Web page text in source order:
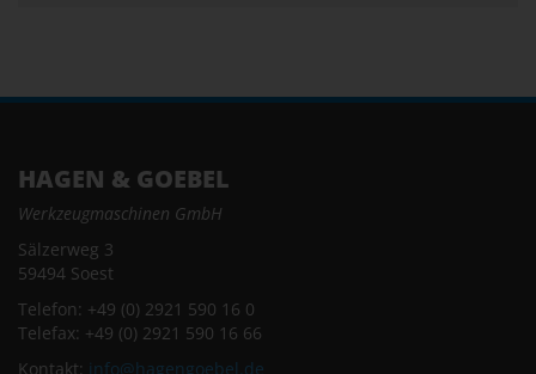
HAGEN & GOEBEL
Werkzeugmaschinen GmbH
Sälzerweg 3
59494 Soest
Telefon: +49 (0) 2921 590 16 0
Telefax: +49 (0) 2921 590 16 66
Kontakt: info@hagengoebel.de